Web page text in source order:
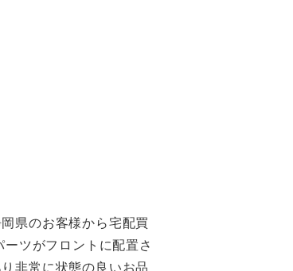
県のお客様から宅配買
ツがフロントに配置さ
非常に状態の良いお品